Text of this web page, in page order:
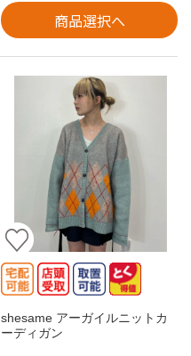
商品選択へ
shesame アーガイルニットカ
ーディガン